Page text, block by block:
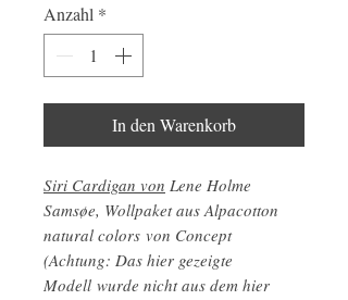
Anzahl *
In den Warenkorb
Siri Cardigan von Lene Holme
Samsøe, Wollpaket aus Alpacotton
natural colors von Concept
(Achtung: Das hier gezeigte
Modell wurde nicht aus dem hier